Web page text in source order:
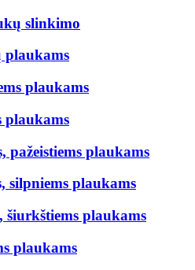
slinkimo
plaukams
plaukams
plaukams
pažeistiems plaukams
silpniems plaukams
šiurkštiems plaukams
plaukams